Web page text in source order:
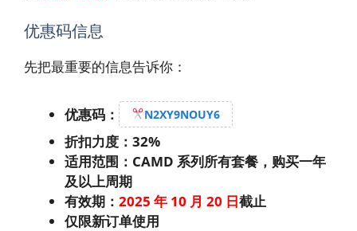
优惠码信息
先把最重要的信息告诉你：
优惠码： N2XY9NOUY6
折扣力度：32%
适用范围：CAMD 系列所有套餐，购买一年
及以上周期
有效期： 2025 年 10 月 20 日截止
仅限新订单使用